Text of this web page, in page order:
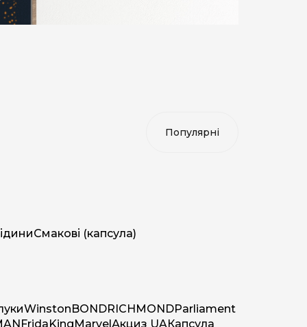
Смакові (капсула)
WinstonBONDRICHMONDParliament
FridaKingMarvelАкциз UAКапсула